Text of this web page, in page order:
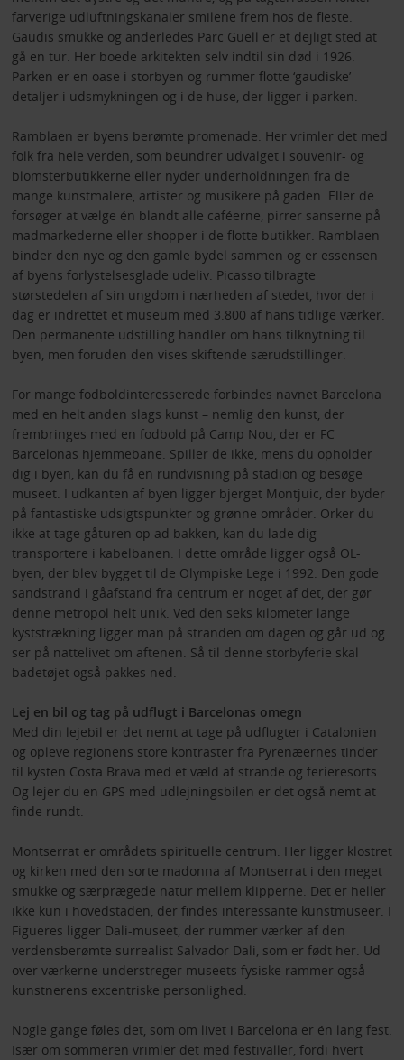
farverige udluftningskanaler smilene frem hos de fleste.
Gaudis smukke og anderledes Parc Güell er et dejligt sted at
gå en tur. Her boede arkitekten selv indtil sin død i 1926.
Parken er en oase i storbyen og rummer flotte ‘gaudiske’
detaljer i udsmykningen og i de huse, der ligger i parken.
Ramblaen er byens berømte promenade. Her vrimler det med
folk fra hele verden, som beundrer udvalget i souvenir- og
blomsterbutikkerne eller nyder underholdningen fra de
mange kunstmalere, artister og musikere på gaden. Eller de
forsøger at vælge én blandt alle caféerne, pirrer sanserne på
madmarkederne eller shopper i de flotte butikker. Ramblaen
binder den nye og den gamle bydel sammen og er essensen
af byens forlystelsesglade udeliv. Picasso tilbragte
størstedelen af sin ungdom i nærheden af stedet, hvor der i
dag er indrettet et museum med 3.800 af hans tidlige værker.
Den permanente udstilling handler om hans tilknytning til
byen, men foruden den vises skiftende særudstillinger.
For mange fodboldinteresserede forbindes navnet Barcelona
med en helt anden slags kunst – nemlig den kunst, der
frembringes med en fodbold på Camp Nou, der er FC
Barcelonas hjemmebane. Spiller de ikke, mens du opholder
dig i byen, kan du få en rundvisning på stadion og besøge
museet. I udkanten af byen ligger bjerget Montjuic, der byder
på fantastiske udsigtspunkter og grønne områder. Orker du
ikke at tage gåturen op ad bakken, kan du lade dig
transportere i kabelbanen. I dette område ligger også OL-
byen, der blev bygget til de Olympiske Lege i 1992. Den gode
sandstrand i gåafstand fra centrum er noget af det, der gør
denne metropol helt unik. Ved den seks kilometer lange
kyststrækning ligger man på stranden om dagen og går ud og
ser på nattelivet om aftenen. Så til denne storbyferie skal
badetøjet også pakkes ned.
Lej en bil og tag på udflugt i Barcelonas omegn
Med din lejebil er det nemt at tage på udflugter i Catalonien
og opleve regionens store kontraster fra Pyrenæernes tinder
til kysten Costa Brava med et væld af strande og ferieresorts.
Og lejer du en GPS med udlejningsbilen er det også nemt at
finde rundt.
Montserrat er områdets spirituelle centrum. Her ligger klostret
og kirken med den sorte madonna af Montserrat i den meget
smukke og særprægede natur mellem klipperne. Det er heller
ikke kun i hovedstaden, der findes interessante kunstmuseer. I
Figueres ligger Dali-museet, der rummer værker af den
verdensberømte surrealist Salvador Dali, som er født her. Ud
over værkerne understreger museets fysiske rammer også
kunstnerens excentriske personlighed.
Nogle gange føles det, som om livet i Barcelona er én lang fest.
Især om sommeren vrimler det med festivaller, fordi hvert